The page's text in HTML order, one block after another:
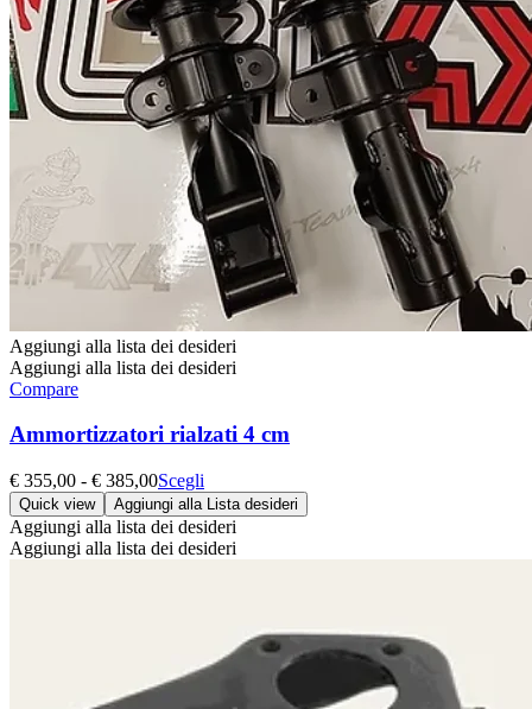
Aggiungi alla lista dei desideri
Aggiungi alla lista dei desideri
Compare
Ammortizzatori rialzati 4 cm
€ 355,00 - € 385,00Fascia
di
prezzo:
da
Scegli
prodotto
ha
più
possono
essere
scelte
Quick view Aggiungi alla Lista desideri
Aggiungi alla lista dei desideri
Aggiungi alla lista dei desideri